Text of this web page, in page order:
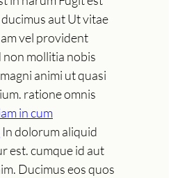
aut Ut vitae
vel provident
non mollitia nobis
animi ut quasi
ratione omnis
in cum
In dolorum aliquid
est. cumque id aut
Ducimus eos quos